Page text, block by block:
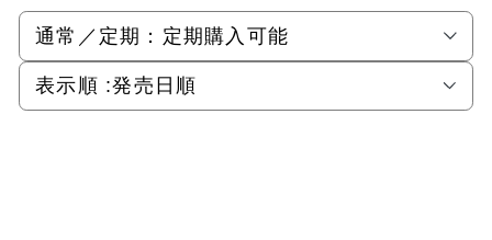
通常／定期： 定期購入可能
表示順 :発売日順